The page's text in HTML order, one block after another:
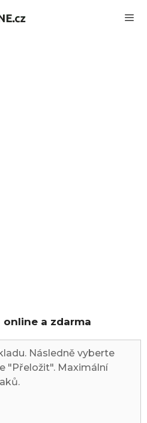
a zdarma